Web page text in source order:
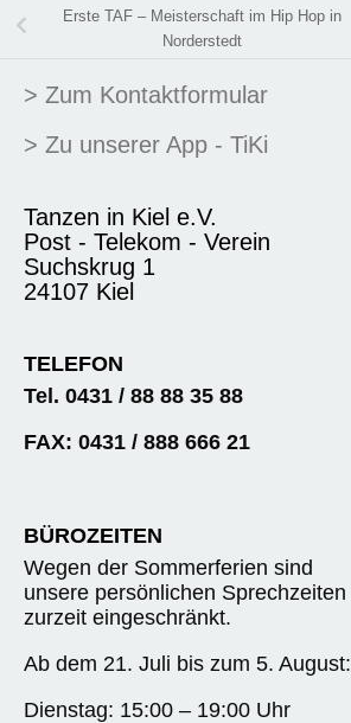
Erste TAF – Meisterschaft im Hip Hop in
Norderstedt
> Zum Kontaktformular
> Zu unserer App - TiKi
Tanzen in Kiel e.V.
Post - Telekom - Verein
Suchskrug 1
24107 Kiel
TELEFON
Tel. 0431 / 88 88 35 88
FAX: 0431 / 888 666 21
BÜROZEITEN
Wegen der Sommerferien sind
unsere persönlichen Sprechzeiten
zurzeit eingeschränkt.
Ab dem 21. Juli bis zum 5. August:
Dienstag: 15:00 – 19:00 Uhr